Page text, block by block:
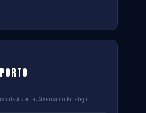
de Alverca, Alverca do Ribatejo